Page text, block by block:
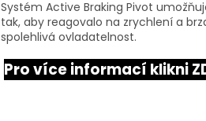
Systém Active Braking Pivot
tak, aby reagovalo na zrychlení a
spolehlivá ovladatelnost.
Pro více informací klikni